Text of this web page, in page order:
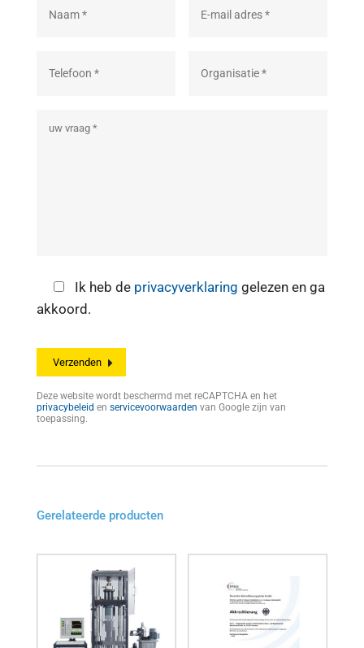
Ik heb de privacyverklaring gelezen en ga
akkoord.
Deze website wordt beschermd met reCAPTCHA en het
privacybeleid en servicevoorwaarden van Google zijn van
toepassing.
Gerelateerde producten